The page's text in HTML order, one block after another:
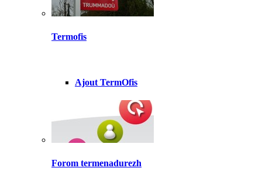
Termofis
Ajout TermOfis
Forom termenadurezh